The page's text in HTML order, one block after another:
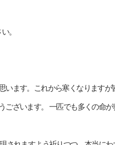
。
ます。これから寒くなりますが
ざいます。 一匹でも多くの命が